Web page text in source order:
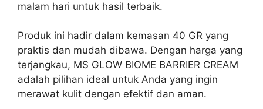
malam hari untuk hasil terbaik.
Produk ini hadir dalam kemasan 40 GR yang
praktis dan mudah dibawa. Dengan harga yang
terjangkau, MS GLOW BIOME BARRIER CREAM
adalah pilihan ideal untuk Anda yang ingin
merawat kulit dengan efektif dan aman.